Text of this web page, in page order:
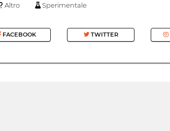
Altro Sperimentale
FACEBOOK TWITTER